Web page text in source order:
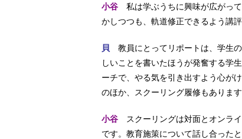
小谷 私は学ぶうちに興味が広がっ
かしつつも、軌道修正できるよう講
貝 教員にとってリポートは、学生
しいことを書いたほうが発奮する学
ーチで、やる気を引き出すよう心が
のほか、スクーリング履修もありま
小谷 スクーリングは対面とオンラ
です。教育施策について話し合った